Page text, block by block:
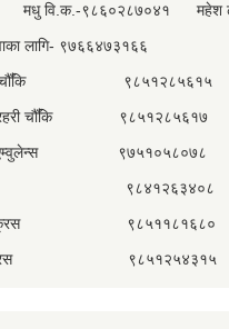
मधु वि.क.-९८६०२८७०४१ महेश
लागि- ९७६६४७३१६६
चौँकि ९८५१२८५६१५
प्रहरी चौँकि ९८५१२८५६१७
एम्वुलेन्स ९७५१०५८०७८
९८४१२६३४०८
रेडक्रस ९८५११८१६८०
९८५१२५४३१५